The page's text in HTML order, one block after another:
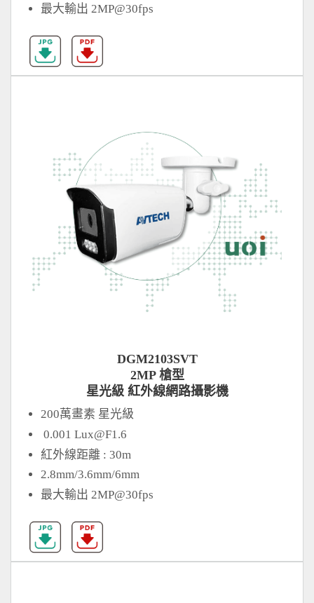
最大輸出 2MP@30fps
DGM2103SVT
2MP 槍型
星光級 紅外線網路攝影機
200萬畫素 星光級
0.001Lux@F1.6
紅外線距離 : 30m
2.8mm/3.6mm/6mm
最大輸出 2MP@30fps